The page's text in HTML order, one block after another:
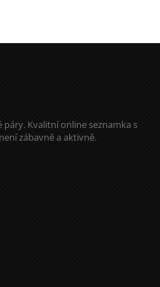
Kvalitní online seznamka s
zábavně a aktivně.